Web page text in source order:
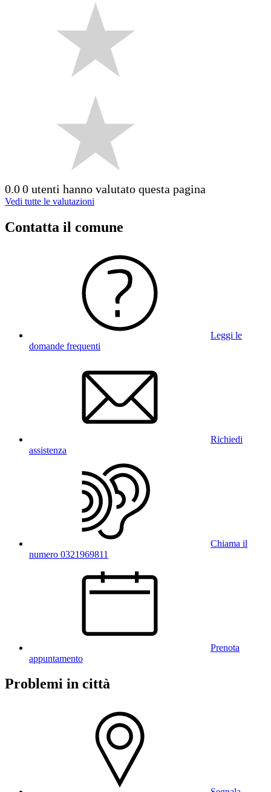
0.00 utenti hanno valutato questa pagina
Vedi tutte le valutazioni
Contatta il comune
Leggi le
domande frequenti
Richiedi
assistenza
Chiama il
numero 0321969811
Prenota
appuntamento
Problemi in città